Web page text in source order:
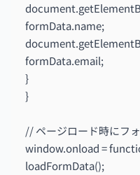
formData.name;
formData.email;
}
}
// ページロード時にフ
window.onload =
loadFormData();